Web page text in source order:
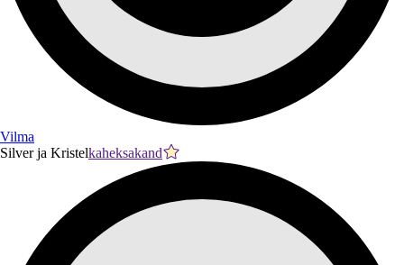
Vilma
Silver ja Kristelkaheksakand